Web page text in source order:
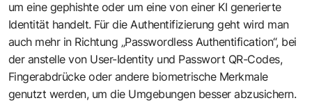
um eine gephishte oder um eine von einer KI generierte
Identität handelt. Für die Authentifizierung geht wird man
auch mehr in Richtung „Passwordless Authentification“, bei
der anstelle von User-Identity und Passwort QR-Codes,
Fingerabdrücke oder andere biometrische Merkmale
genutzt werden, um die Umgebungen besser abzusichern.